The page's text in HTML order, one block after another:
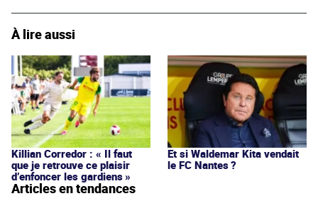
À lire aussi
Killian Corredor : « Il faut
que je retrouve ce plaisir
d’enfoncer les gardiens »
Et si Waldemar Kita vendait
le FC Nantes ?
Articles en tendances